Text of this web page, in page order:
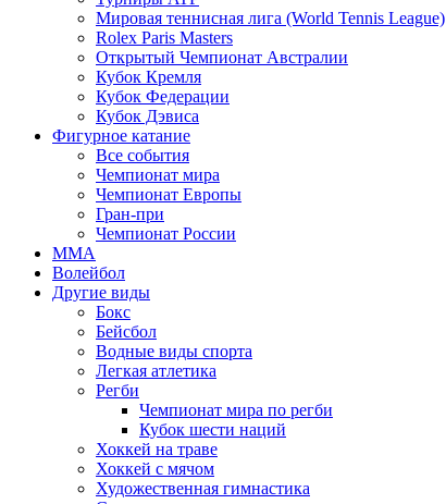
Мировая теннисная лига (World Tennis League)
Rolex Paris Masters
Открытый Чемпионат Австралии
Кубок Кремля
Кубок Федерации
Кубок Дэвиса
Фигурное катание
Все события
Чемпионат мира
Чемпионат Европы
Гран-при
Чемпионат России
MMA
Волейбол
Другие виды
Бокс
Бейсбол
Водные виды спорта
Легкая атлетика
Регби
Чемпионат мира по регби
Кубок шести наций
Хоккей на траве
Хоккей с мячом
Художественная гимнастика